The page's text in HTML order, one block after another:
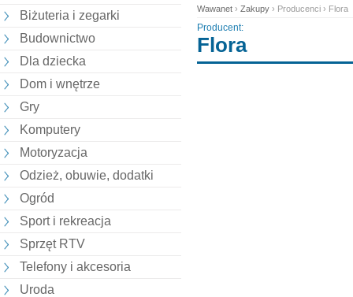
Biżuteria i zegarki
Budownictwo
Dla dziecka
Dom i wnętrze
Gry
Komputery
Motoryzacja
Odzież, obuwie, dodatki
Ogród
Sport i rekreacja
Sprzęt RTV
Telefony i akcesoria
Uroda
Wawanet › Zakupy › Producenci › Flora
Producent:
Flora